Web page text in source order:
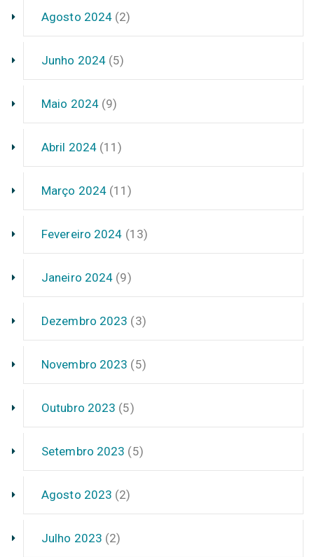
Agosto 2024 (2)
Junho 2024 (5)
Maio 2024(9)
Abril 2024 (11)
Março 2024 (11)
Fevereiro 2024 (13)
Janeiro 2024 (9)
Dezembro 2023 (3)
Novembro 2023 (5)
Outubro 2023 (5)
Setembro 2023 (5)
Agosto 2023 (2)
Julho 2023 (2)